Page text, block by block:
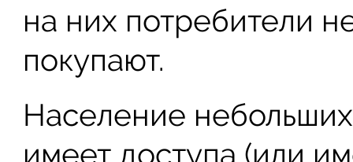
на них потребители
покупают.
Население
имеет доступа (или